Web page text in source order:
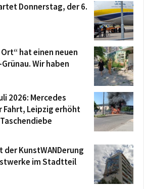
Donnerstag, der 6.
hat einen neuen
Wir haben
2026: Mercedes
Fahrt, Leipzig erhöht
der KunstWANDerung
im Stadtteil